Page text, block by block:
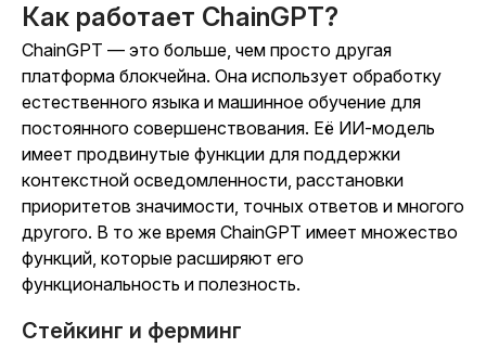
Как работает ChainGPT?
ChainGPT — это больше, чем просто другая
платформа блокчейна. Она использует обработку
естественного языка и машинное обучение для
постоянного совершенствования. Её ИИ-модель
имеет продвинутые функции для поддержки
контекстной осведомленности, расстановки
приоритетов значимости, точных ответов и многого
другого. В то же время ChainGPT имеет множество
функций, которые расширяют его
функциональность и полезность.
Стейкинг и ферминг